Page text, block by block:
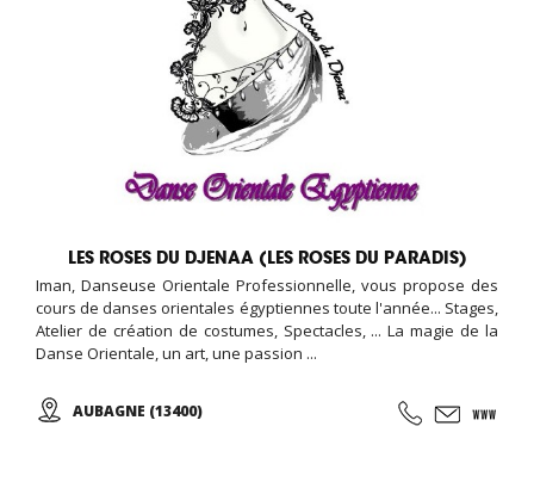
LES ROSES DU DJENAA (LES ROSES DU PARADIS)
Iman, Danseuse Orientale Professionnelle, vous propose des
cours de danses orientales égyptiennes toute l'année... Stages,
Atelier de création de costumes, Spectacles, ... La magie de la
Danse Orientale, un art, une passion ...
AUBAGNE (13400)